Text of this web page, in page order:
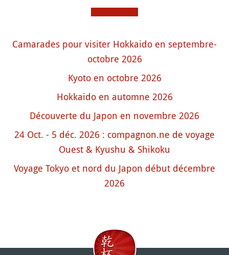
Camarades pour visiter Hokkaido en septembre-
octobre 2026
Kyoto en octobre 2026
Hokkaido en automne 2026
Découverte du Japon en novembre 2026
24 Oct. - 5 déc. 2026 : compagnon.ne de voyage
Ouest & Kyushu & Shikoku
Voyage Tokyo et nord du Japon début décembre
2026